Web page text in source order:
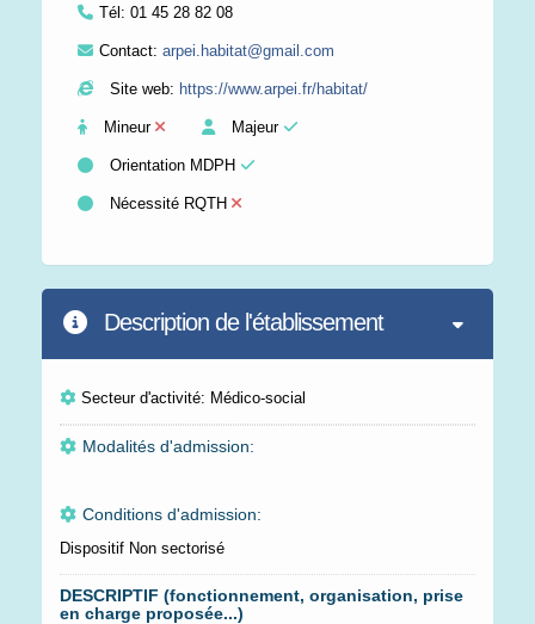
Tél: 01 45 28 82 08
Contact: arpei.habitat@gmail.com
Site web: https://www.arpei.fr/habitat/
Mineur Majeur
Orientation MDPH
Nécessité RQTH
Description de l'établissement
Secteur d'activité: Médico-social
Modalités d'admission:
Conditions d'admission:
Dispositif Non sectorisé
DESCRIPTIF (fonctionnement, organisation, prise
en charge proposée...)